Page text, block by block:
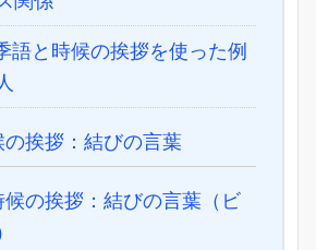
語と時候の挨拶を使った例
挨拶：結びの言葉
候の挨拶：結びの言葉（ビ